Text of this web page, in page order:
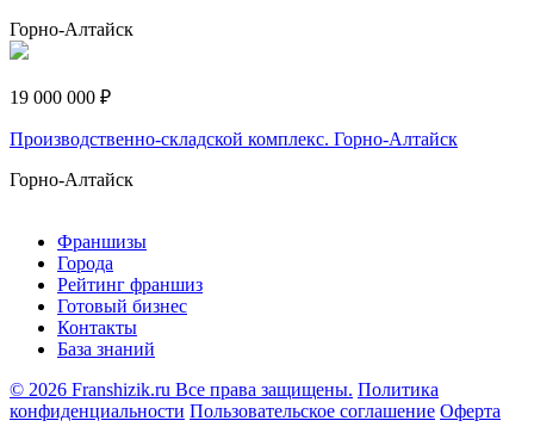
Горно-Алтайск
19 000 000 ₽
Производственно-складской комплекс. Горно-Алтайск
Горно-Алтайск
Франшизы
Города
Рейтинг франшиз
Готовый бизнес
Контакты
База знаний
© 2026 Franshizik.ru Все права защищены. Политика
конфиденциальности Пользовательское соглашение Оферта